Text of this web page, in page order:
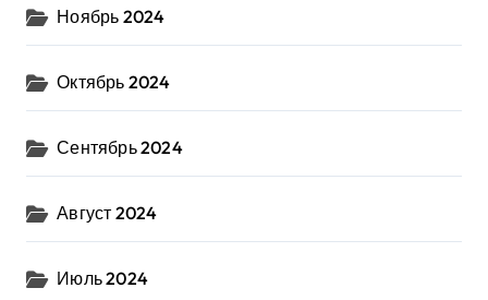
Ноябрь 2024
Октябрь 2024
Сентябрь 2024
Август 2024
Июль 2024